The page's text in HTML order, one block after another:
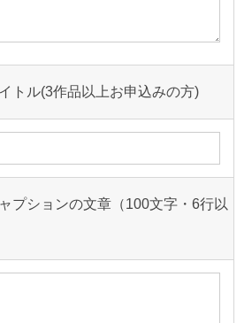
トル(3作品以上お申込みの方)
プションの文章（100文字・6行以